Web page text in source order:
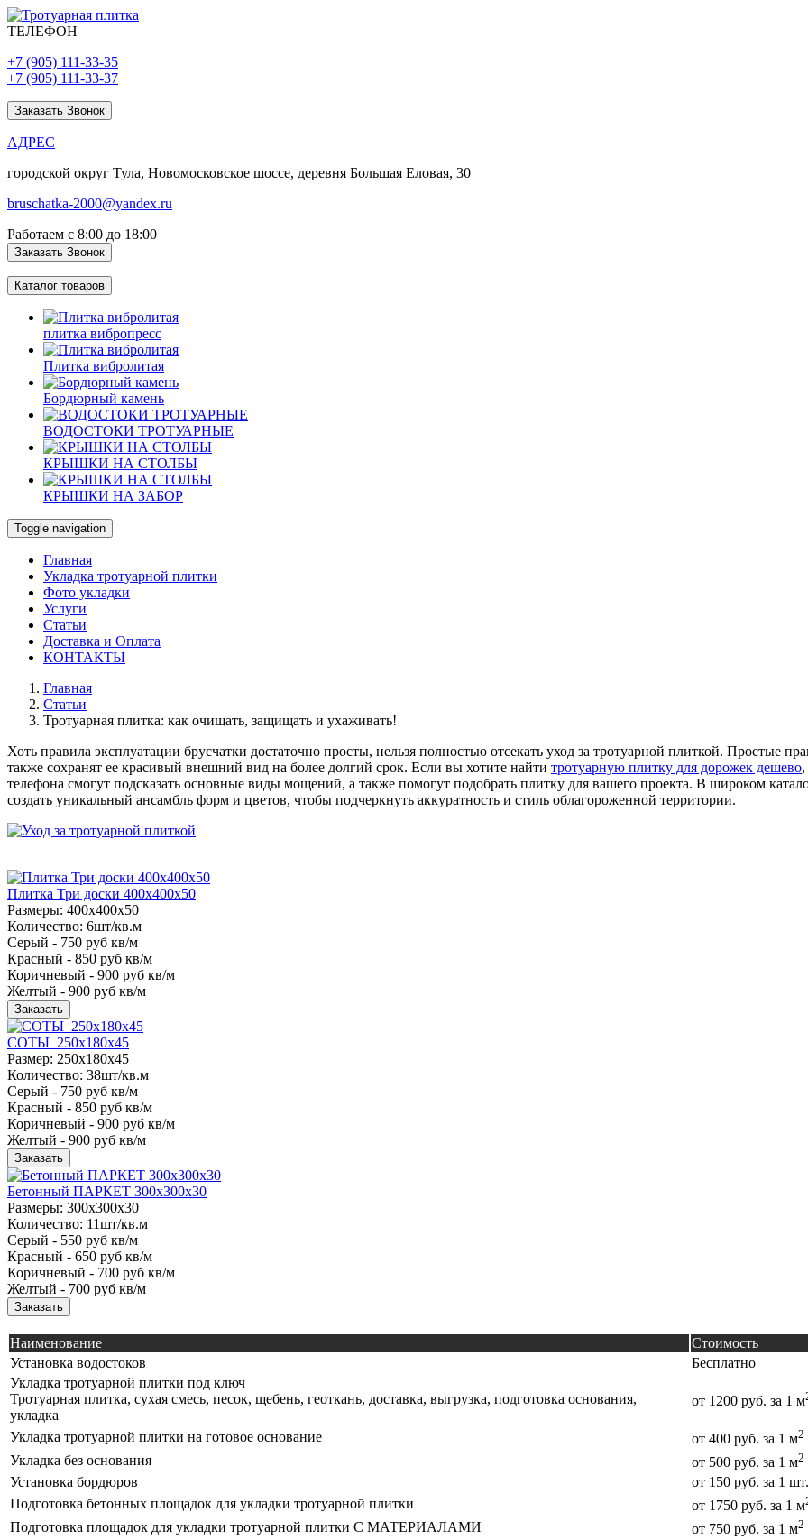
ТЕЛЕФОН
+7 (905) 111-33-35
+7 (905) 111-33-37
Заказать Звонок
АДРЕС
городской округ Тула, Новомосковское шоссе, деревня Большая Еловая, 30
bruschatka-2000@yandex.ru
Работаем с 8:00 до 18:00
Заказать Звонок
Каталог товаров
плитка вибропресс
Плитка вибролитая
Бордюрный камень
ВОДОСТОКИ ТРОТУАРНЫЕ
КРЫШКИ НА СТОЛБЫ
КРЫШКИ НА ЗАБОР
Toggle navigation
Главная
Укладка тротуарной плитки
Фото укладки
Услуги
Статьи
Доставка и Оплата
КОНТАКТЫ
Главная
Статьи
Тротуарная плитка: как очищать, защищать и ухаживать!
Хоть правила эксплуатации брусчатки достаточно просты, нельзя полностью отсекать уход за тротуарной плиткой. Простые
также сохранят ее красивый внешний вид на более долгий срок. Если вы хотите найти тротуарную плитку для дорожек дешево
телефона смогут подсказать основные виды мощений, а также помогут подобрать плитку для вашего проекта. В широком
создать уникальный ансамбль форм и цветов, чтобы подчеркнуть аккуратность и стиль облагороженной территории.
Плитка Три доски 400x400x50
Размеры: 400x400x50
Количество: 6шт/кв.м
Серый - 750 руб кв/м
Красный - 850 руб кв/м
Коричневый - 900 руб кв/м
Желтый - 900 руб кв/м
Заказать
СОТЫ 250x180x45
Размер: 250x180x45
Количество: 38шт/кв.м
Серый - 750 руб кв/м
Красный - 850 руб кв/м
Коричневый - 900 руб кв/м
Желтый - 900 руб кв/м
Заказать
Бетонный ПАРКЕТ 300x300x30
Размеры: 300x300x30
Количество: 11шт/кв.м
Серый - 550 руб кв/м
Красный - 650 руб кв/м
Коричневый - 700 руб кв/м
Желтый - 700 руб кв/м
Заказать
Наименование
Стоимость
Установка водостоков
Бесплатно
Укладка тротуарной плитки под ключ
Тротуарная плитка, сухая смесь, песок, щебень, геоткань, доставка, выгрузка, подготовка основания,
укладка
от 1200 руб. за 1 м
Укладка тротуарной плитки на готовое основание от 400 руб. за 1 м2
Укладка без основания от 500 руб. за 1 м2
Установка бордюров
от 150 руб. за 1 шт.
Подготовка бетонных площадок для укладки тротуарной плитки
от 1750 руб. за 1 м
Подготовка площадок для укладки тротуарной плитки С МАТЕРИАЛАМИ от 750 руб. за 1 м2